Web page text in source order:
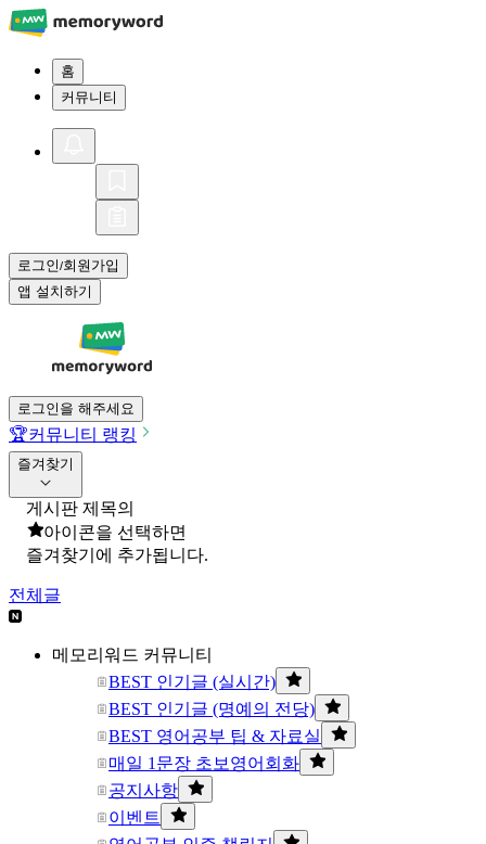
홈
커뮤니티
로그인/회원가입
앱 설치하기
로그인을 해주세요
🏆커뮤니티 랭킹
즐겨찾기
게시판 제목의
아이콘을 선택하면
즐겨찾기에 추가됩니다.
전체글
메모리워드 커뮤니티
BEST 인기글 (실시간)
BEST 인기글 (명예의 전당)
BEST 영어공부 팁 & 자료실
매일 1문장 초보영어회화
공지사항
이벤트